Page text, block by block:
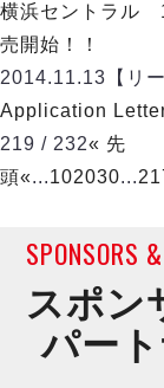
横浜セントラル
売開始！！
2014.11.13 【リ
Application
219 / 232« 先
頭«...102030...
SPONSORS
スポン
パー